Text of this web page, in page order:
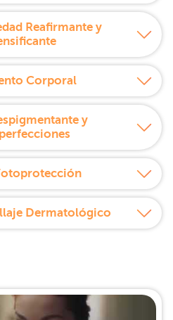
Reafirmante y
Corporal
y
Dermatológico